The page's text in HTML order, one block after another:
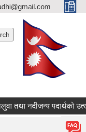
तथा नदीजन्य पदार्थको